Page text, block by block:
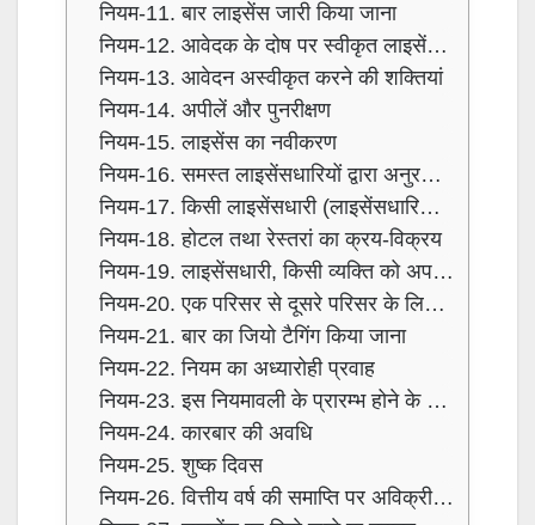
नियम-11. बार लाइसेंस जारी किया जाना
नियम-12. आवेदक के दोष पर स्वीकृत लाइसेंस का रद्द किया जाना
नियम-13. आवेदन अस्वीकृत करने की शक्तियां
नियम-14. अपीलें और पुनरीक्षण
नियम-15. लाइसेंस का नवीकरण
नियम-16. समस्त लाइसेंसधारियों द्वारा अनुरक्षित किये जाने वाले लेखा
नियम-17. किसी लाइसेंसधारी (लाइसेंसधारियों) की मृत्यु होने पर
नियम-18. होटल तथा रेस्तरां का क्रय-विक्रय
नियम-19. लाइसेंसधारी, किसी व्यक्ति को अपना भागीदार होने या न होने की घोषणा नहीं कर सकता है
नियम-20. एक परिसर से दूसरे परिसर के लिए बार लाइसेंस का परिवर्तन किया जाना
नियम-21. बार का जियो टैगिंग किया जाना
नियम-22. नियम का अध्यारोही प्रवाह
नियम-23. इस नियमावली के प्रारम्भ होने के पूर्व जारी बार लाइसेंसों की प्रास्थिति
नियम-24. कारबार की अवधि
नियम-25. शुष्क दिवस
नियम-26. वित्तीय वर्ष की समाप्ति पर अविक्रीत / अवशिष्ट स्टाक का निस्तारण